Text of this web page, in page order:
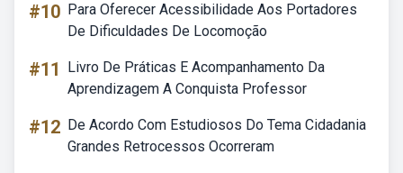
#10 Para Oferecer Acessibilidade Aos Portadores
De Dificuldades De Locomoção
#11
Livro De Práticas E Acompanhamento Da
Aprendizagem A Conquista Professor
#12 De Acordo Com Estudiosos Do Tema Cidadania
Grandes Retrocessos Ocorreram